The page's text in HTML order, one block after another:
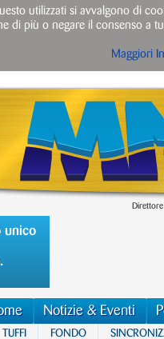
unico
Notizie & Eventi
TUFFI FONDO
utilizzati si avvalgono di
di più o negare il consenso a
Maggiori